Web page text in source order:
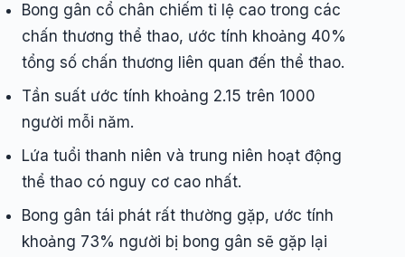
Bong gân cổ chân chiếm tỉ lệ cao trong các
chấn thương thể thao, ước tính khoảng 40%
tổng số chấn thương liên quan đến thể thao.
Tần suất ước tính khoảng 2.15 trên 1000
người mỗi năm.
Lứa tuổi thanh niên và trung niên hoạt động
thể thao có nguy cơ cao nhất.
Bong gân tái phát rất thường gặp, ước tính
khoảng 73% người bị bong gân sẽ gặp lại